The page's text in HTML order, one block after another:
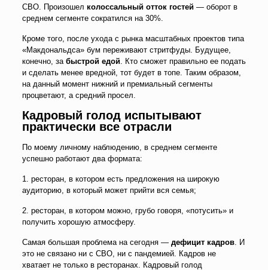
СВО. Произошел колоссальный отток гостей— оборот в
среднем сегменте сократился на 30%.
Кроме того, после ухода с рынка масштабных проектов типа
«Макдональдса» бум переживают стритфуды. Будущее,
конечно, за быстрой едой. Кто сможет правильно ее подать
и сделать менее вредной, тот будет в топе. Таким образом,
на данный момент нижний и премиальный сегменты
процветают, а средний просел.
Кадровый голод испытывают
практически все отрасли
По моему личному наблюдению, в среднем сегменте
успешно работают два формата:
1. ресторан, в котором есть предложения на широкую
аудиторию, в который может прийти вся семья;
2. ресторан, в котором можно, грубо говоря, «потусить» и
получить хорошую атмосферу.
Самая большая проблема на сегодня — дефицит кадров. И
это не связано ни с СВО, ни с пандемией. Кадров не
хватает не только в ресторанах. Кадровый голод